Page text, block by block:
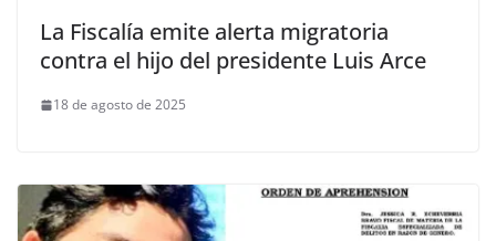
La Fiscalía emite alerta migratoria
contra el hijo del presidente Luis Arce
18 de agosto de 2025